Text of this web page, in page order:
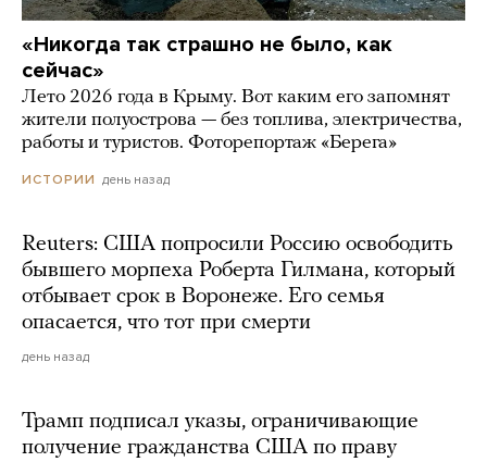
«Никогда так страшно не было, как
сейчас»
Лето 2026 года в Крыму. Вот каким его запомнят
жители полуострова — без топлива, электричества,
работы и туристов. Фоторепортаж «Берега»
ИСТОРИИ день назад
Reuters: США попросили Россию освободить
бывшего морпеха Роберта Гилмана, который
отбывает срок в Воронеже. Его семья
опасается, что тот при смерти
день назад
Трамп подписал указы, ограничивающие
получение гражданства США по праву